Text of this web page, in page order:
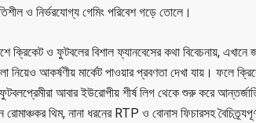
ও নির্ভরযোগ্য গেমিং পরিবেশ গড়ে তোলে।
ক্রিকেট ও ফুটবলের বিশাল ফ্যানবেসের কথা বিবেচনায়,
নিয়েও আকর্ষণীয় মার্কেট পাওয়ার প্রবণতা দেখা যায়। ফলে
আবার ইউরোপীয় শীর্ষ লিগ থেকে শুরু করে
রোমাঞ্চকর থিম, নানা ধরনের RTP ও বোনাস ফিচারসহ